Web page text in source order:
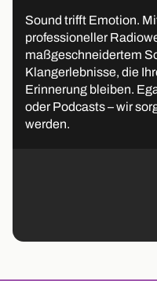
Sound trifft Emotion.
professioneller
maßgeschneidertem
Klangerlebnisse, die
Erinnerung bleiben.
oder Podcasts – wir
werden.